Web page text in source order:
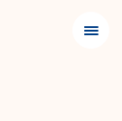
メニ